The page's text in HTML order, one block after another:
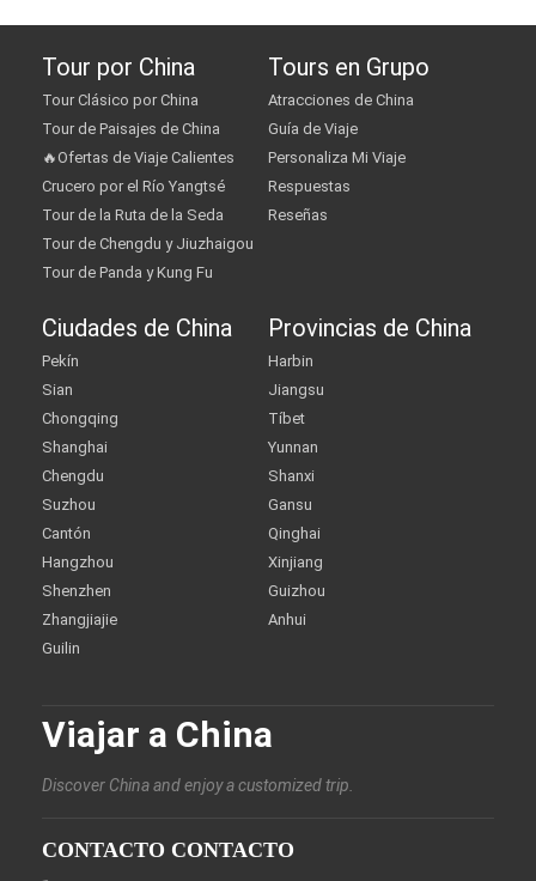
Tour por China
Tour Clásico por China
Tour de Paisajes de China
🔥Ofertas de Viaje Calientes
Crucero por el Río Yangtsé
Tour de la Ruta de la Seda
Tour de Chengdu y Jiuzhaigou
Tour de Panda y Kung Fu
Tours en Grupo
Atracciones de China
Guía de Viaje
Personaliza Mi Viaje
Respuestas
Reseñas
Ciudades de China
Pekín
Sian
Chongqing
Shanghai
Chengdu
Suzhou
Cantón
Hangzhou
Shenzhen
Zhangjiajie
Guilin
Provincias de China
Harbin
Jiangsu
Tíbet
Yunnan
Shanxi
Gansu
Qinghai
Xinjiang
Guizhou
Anhui
Viajar a China
Discover China and enjoy a customized trip.
CONTACTO CONTACTO